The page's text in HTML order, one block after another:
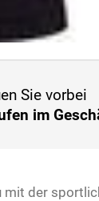
Sie vorbei
im
der